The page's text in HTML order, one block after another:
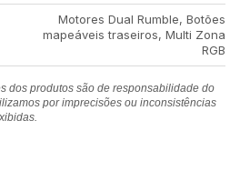
Motores Dual Rumble, Botões
mapeáveis traseiros, Multi Zona
RGB
dos produtos são de responsabilidade do
por imprecisões ou inconsistências